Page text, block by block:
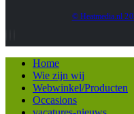
© Heatmedia.nl
Home
Wie zijn wij
Webwinkel/Producten
Occasions